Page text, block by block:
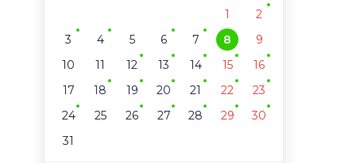
1
2
3
4 5 6 7 8
9
10
11 12 13 14 15
16
17
18 19 20 21 22
23
24
25 26 27 28 29
30
31